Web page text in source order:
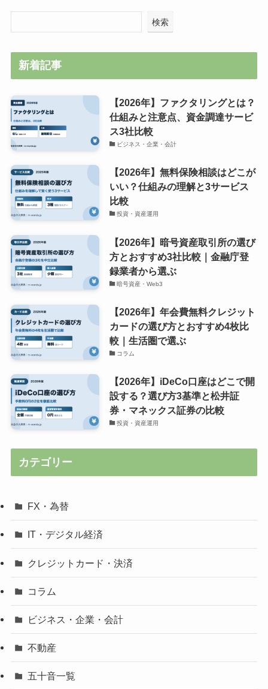
検索
新着記事
【2026年】ファクタリングとは？
仕組みと注意点、資金調達サービ
ス3社比較
ビジネス・企業・会計
【2026年】無料保険相談はどこが
いい？仕組みの理解と3サービス
比較
投資・資産運用
【2026年】暗号資産取引所の選び
方とおすすめ3社比較｜金融庁登
録業者から選ぶ
暗号資産・Web3
【2026年】年会費無料クレジット
カードの選び方とおすすめ4枚比
較｜生活圏で選ぶ
コラム
【2026年】iDeCo口座はどこで開
設する？選び方3基準と松井証
券・マネックス証券の比較
投資・資産運用
カテゴリー
FX・為替
IT・デジタル経済
クレジットカード・決済
コラム
ビジネス・企業・会計
不動産
五十音一覧